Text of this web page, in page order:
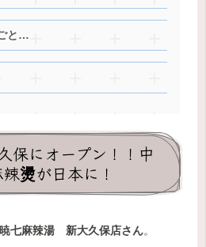
と…
保にオープン！！中
燙が日本に！
七麻辣湯 新大久保店さん。